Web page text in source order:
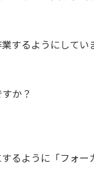
するようにしてい
か？
るように「フォー